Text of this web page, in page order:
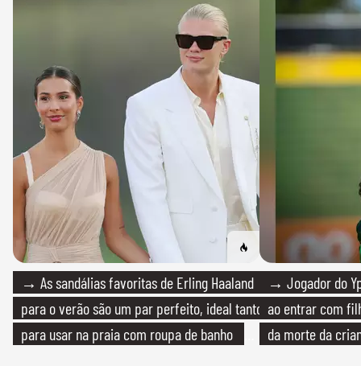
→ As sandálias favoritas de Erling Haaland
para o verão são um par perfeito, ideal tanto
para usar na praia com roupa de banho
→ Jogador do
ao entrar com
da morte da